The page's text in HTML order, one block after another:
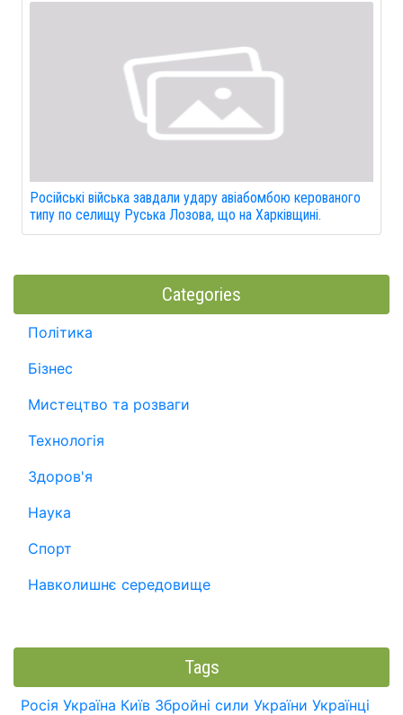
Російські війська завдали удару авіабомбою керованого
типу по селищу Руська Лозова, що на Харківщині.
Categories
Політика
Бізнес
Мистецтво та розваги
Технологія
Здоров'я
Наука
Спорт
Навколишнє середовище
Tags
Росія Україна Київ Збройні сили України Українці